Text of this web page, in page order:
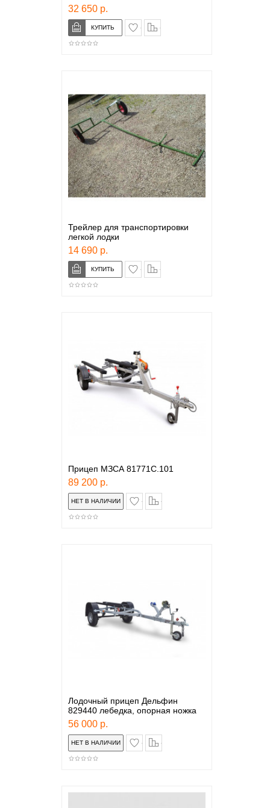
32 650 р.
в закладки
Трейлер для транспортировки
легкой лодки
14 690 р.
в закладки
Прицеп МЗСА 81771С.101
89 200 р.
в закладки
Лодочный прицеп Дельфин
829440 лебедка, опорная ножка
56 000 р.
в закладки